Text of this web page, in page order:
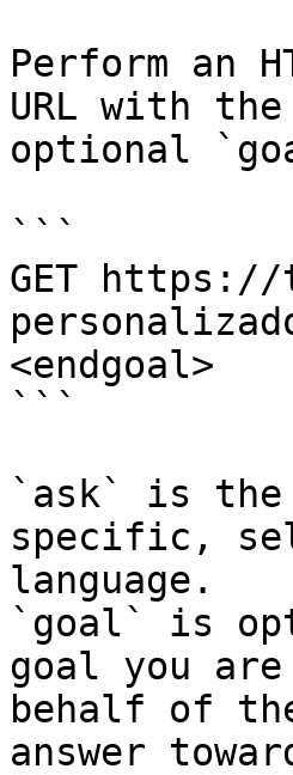
Perform an
URL with
optional
```
GET
<endgoal>
```
`ask` is the
specific,
language.
`goal` is
goal you
behalf of
answer